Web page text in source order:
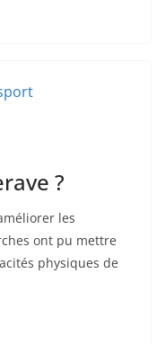
?
les
ont pu mettre
physiques de